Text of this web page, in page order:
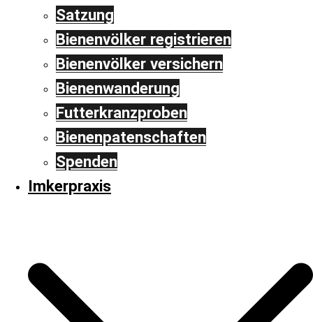
Satzung
Bienenvölker registrieren
Bienenvölker versichern
Bienenwanderung
Futterkranzproben
Bienenpatenschaften
Spenden
Imkerpraxis